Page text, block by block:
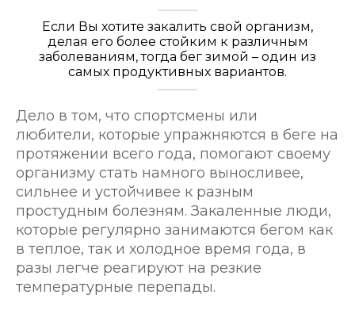
Если Вы хотите закалить свой организм,
делая его более стойким к различным
заболеваниям, тогда бег зимой – один из
самых продуктивных вариантов.
Дело в том, что спортсмены или
любители, которые упражняются в беге на
протяжении всего года, помогают своему
организму стать намного выносливее,
сильнее и устойчивее к разным
простудным болезням. Закаленные люди,
которые регулярно занимаются бегом как
в теплое, так и холодное время года, в
разы легче реагируют на резкие
температурные перепады.